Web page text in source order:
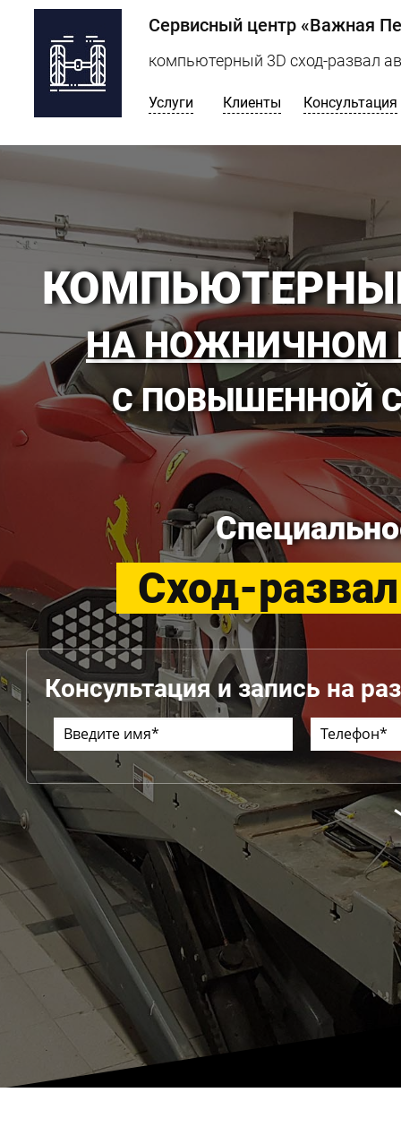
Сервисный центр «Важная
компьютерный 3D сход-развал
Услуги Клиенты Консультация
НА НОЖНИЧНОМ
C ПОВЫШЕННОЙ
Сход-
Консультация и запись на